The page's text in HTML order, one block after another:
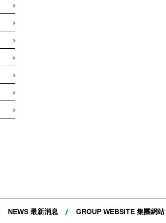
NEWS 最新消息 GROUP WEBSITE 集團網站